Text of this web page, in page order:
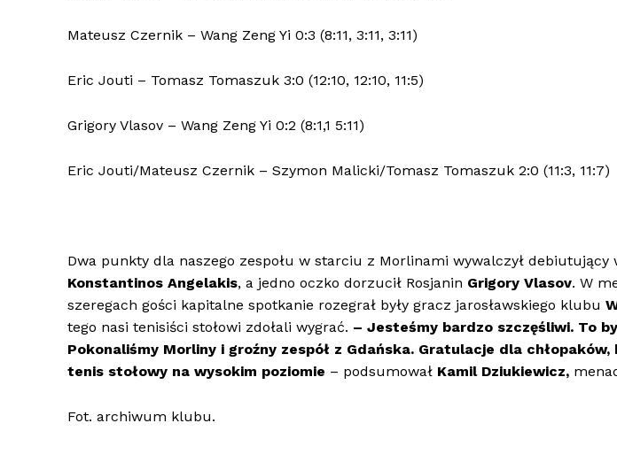
Mateusz Czernik – Wang Zeng Yi 0:3 (8:11, 3:11, 3:11)
Eric Jouti – Tomasz Tomaszuk 3:0 (12:10, 12:10, 11:5)
Grigory Vlasov – Wang Zeng Yi 0:2 (8:1,1 5:11)
Eric Jouti/Mateusz Czernik – Szymon Malicki/Tomasz Tomaszuk 2:0 (11:3, 11:7)
Dwa punkty dla naszego zespołu w starciu z Morlinami wywalczył debiutujący
Konstantinos Angelakis, a jedno oczko dorzucił Rosjanin Grigory Vlasov. W
szeregach gości kapitalne spotkanie rozegrał były gracz jarosławskiego klubu
tego nasi tenisiści stołowi zdołali wygrać. – Jesteśmy bardzo szczęśliwi. To
Pokonaliśmy Morliny i groźny zespół z Gdańska. Gratulacje dla
tenis stołowy na wysokim poziomie – podsumował Kamil Dziukiewicz,
Fot. archiwum klubu.